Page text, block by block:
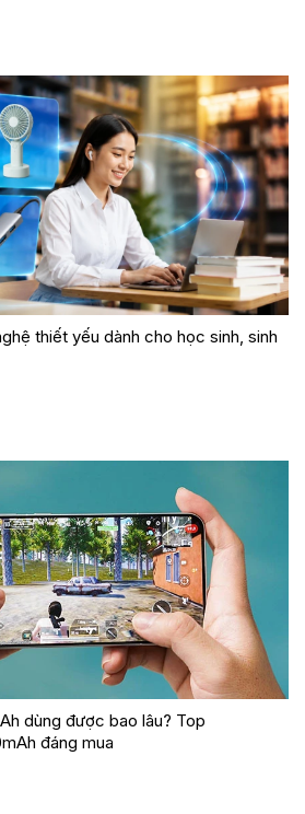
thiết yếu dành cho học sinh, sinh
dùng được bao lâu? Top
đáng mua